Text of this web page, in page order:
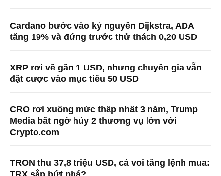
Cardano bước vào kỷ nguyên Dijkstra, ADA
tăng 19% và đứng trước thử thách 0,20 USD
XRP rơi về gần 1 USD, nhưng chuyên gia vẫn
đặt cược vào mục tiêu 50 USD
CRO rơi xuống mức thấp nhất 3 năm, Trump
Media bất ngờ hủy 2 thương vụ lớn với
Crypto.com
TRON thu 37,8 triệu USD, cá voi tăng lệnh mua: